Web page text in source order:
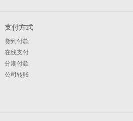
支付方式
货到付款
在线支付
分期付款
公司转账